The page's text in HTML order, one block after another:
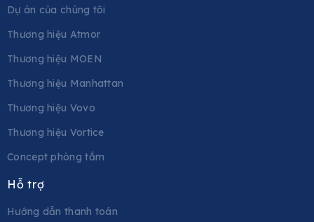
Dự án của chúng tôi
Thương hiệu Atmor
Thương hiệu MOEN
Thương hiệu Manhattan
Thương hiệu Vovo
Thương hiệu Vortice
Concept phòng tắm
Hỗ trợ
Hướng dẫn thanh toán